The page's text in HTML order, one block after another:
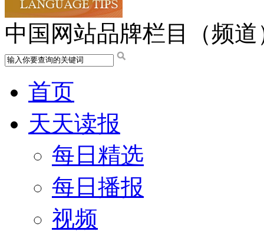
中国网站品牌栏目（频道
首页
天天读报
每日精选
每日播报
视频